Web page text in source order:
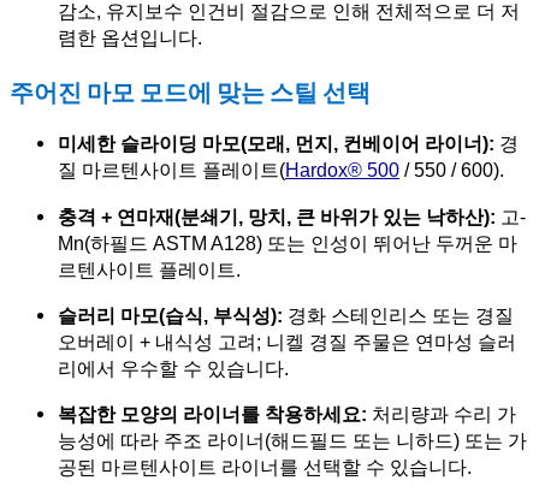
감소, 유지보수 인건비 절감으로 인해 전체적으로 더 저
렴한 옵션입니다.
주어진 마모 모드에 맞는 스틸 선택
미세한 슬라이딩 마모(모래, 먼지, 컨베이어 라이너): 경
질 마르텐사이트 플레이트(Hardox® 500 / 550 / 600).
충격 + 연마재(분쇄기, 망치, 큰 바위가 있는 낙하산): 고-
Mn(하필드 ASTM A128) 또는 인성이 뛰어난 두꺼운 마
르텐사이트 플레이트.
슬러리 마모(습식, 부식성): 경화 스테인리스 또는 경질
오버레이 + 내식성 고려; 니켈 경질 주물은 연마성 슬러
리에서 우수할 수 있습니다.
복잡한 모양의 라이너를 착용하세요: 처리량과 수리 가
능성에 따라 주조 라이너(해드필드 또는 니하드) 또는 가
공된 마르텐사이트 라이너를 선택할 수 있습니다.